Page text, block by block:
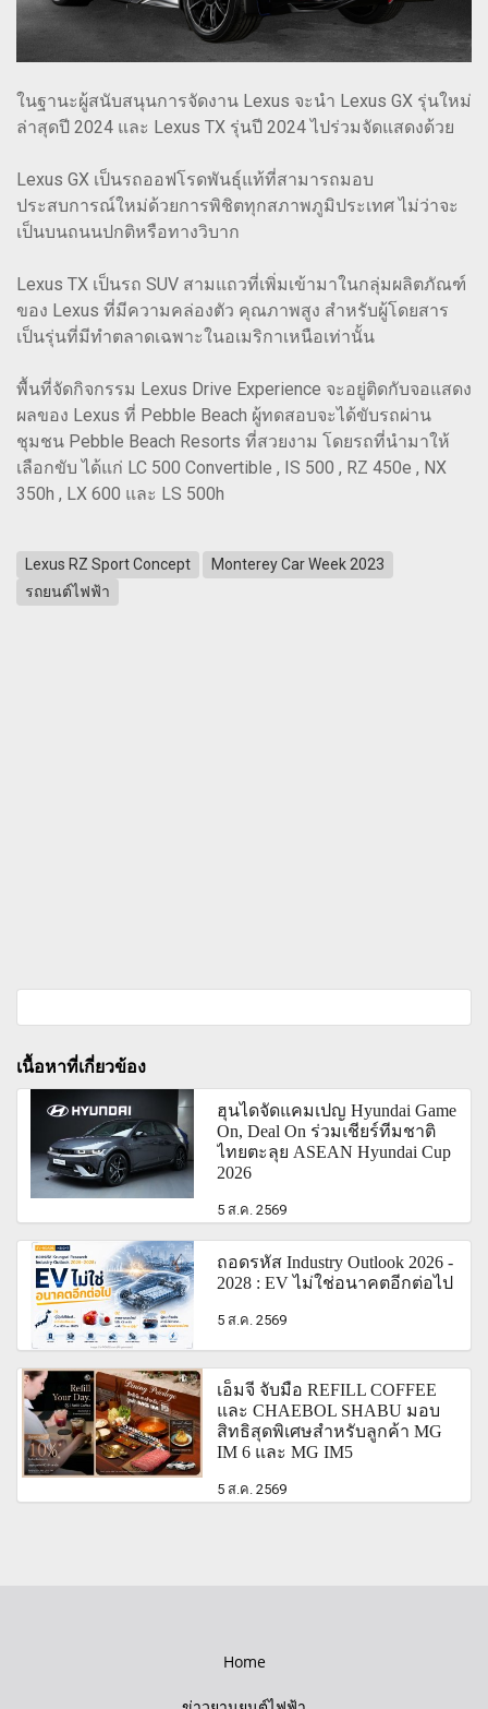
ในฐานะผู้สนับสนุนการจัดงาน Lexus จะนำ Lexus GX รุ่นใหม่
ล่าสุดปี 2024 และ Lexus TX รุ่นปี 2024 ไปร่วมจัดแสดงด้วย
Lexus GX เป็นรถออฟโรดพันธุ์แท้ที่สามารถมอบ
ประสบการณ์ใหม่ด้วยการพิชิตทุกสภาพภูมิประเทศ ไม่ว่าจะ
เป็นบนถนนปกติหรือทางวิบาก
Lexus TX เป็นรถ SUV สามแถวที่เพิ่มเข้ามาในกลุ่มผลิตภัณฑ์
ของ Lexus ที่มีความคล่องตัว คุณภาพสูง สำหรับผู้โดยสาร
เป็นรุ่นที่มีทำตลาดเฉพาะในอเมริกาเหนือเท่านั้น
พื้นที่จัดกิจกรรม Lexus Drive Experience จะอยู่ติดกับจอแสดง
ผลของ Lexus ที่ Pebble Beach ผู้ทดสอบจะได้ขับรถผ่าน
ชุมชน Pebble Beach Resorts ที่สวยงาม โดยรถที่นำมาให้
เลือกขับ ได้แก่ LC 500 Convertible , IS 500 , RZ 450e , NX
350h , LX 600 และ LS 500h
Lexus RZ Sport Concept
Monterey Car Week 2023
รถยนต์ไฟฟ้า
เนื้อหาที่เกี่ยวข้อง
ฮุนไดจัดแคมเปญ Hyundai Game
On, Deal On ร่วมเชียร์ทีมชาติ
ไทยตะลุย ASEAN Hyundai Cup
2026
5 ส.ค. 2569
ถอดรหัส Industry Outlook 2026 -
2028 : EV ไม่ใช่อนาคตอีกต่อไป
5 ส.ค. 2569
เอ็มจี จับมือ REFILL COFFEE
และ CHAEBOL SHABU มอบ
สิทธิสุดพิเศษสำหรับลูกค้า MG
IM 6 และ MG IM5
5 ส.ค. 2569
Home